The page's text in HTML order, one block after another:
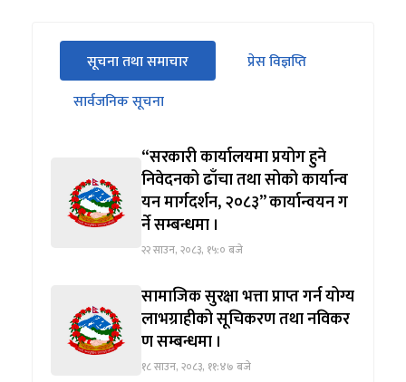
सीधा
पहिलो
ट्याबको
सूचना तथा समाचार
(सक्रिय ट्याब)
प्रेस विज्ञप्ति
सार्वजनिक सूचना
“सरकारी कार्यालयमा प्रयोग हुने
निवेदनको ढाँचा तथा सोको कार्यान्व
यन मार्गदर्शन, २०८३” कार्यान्वयन ग
र्ने सम्बन्धमा ।
२२ साउन, २०८३, १५:० बजे
सामाजिक सुरक्षा भत्ता प्राप्त गर्न योग्य
लाभग्राहीको सूचिकरण तथा नविकर
ण सम्बन्धमा ।
१८ साउन, २०८३, ११:४७ बजे